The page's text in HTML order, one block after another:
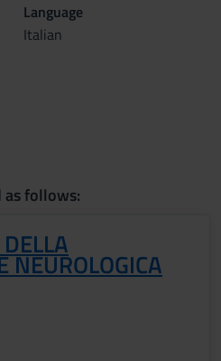
Language
Italian
as follows:
NEUROLOGICA